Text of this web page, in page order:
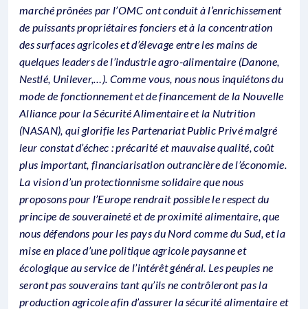
marché prônées par l’OMC ont conduit à l’enrichissement
de puissants propriétaires fonciers et à la concentration
des surfaces agricoles et d’élevage entre les mains de
quelques leaders de l’industrie agro-alimentaire (Danone,
Nestlé, Unilever,…). Comme vous, nous nous inquiétons du
mode de fonctionnement et de financement de la Nouvelle
Alliance pour la Sécurité Alimentaire et la Nutrition
(NASAN), qui glorifie les Partenariat Public Privé malgré
leur constat d’échec : précarité et mauvaise qualité, coût
plus important, financiarisation outrancière de l’économie.
La vision d’un protectionnisme solidaire que nous
proposons pour l’Europe rendrait possible le respect du
principe de souveraineté et de proximité alimentaire, que
nous défendons pour les pays du Nord comme du Sud, et la
mise en place d’une politique agricole paysanne et
écologique au service de l’intérêt général. Les peuples ne
seront pas souverains tant qu’ils ne contrôleront pas la
production agricole afin d’assurer la sécurité alimentaire et